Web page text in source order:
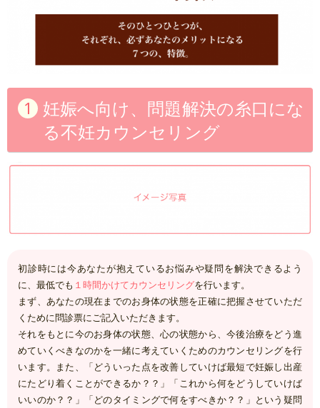
妊娠へ向け、問題解決の糸口にな
る不妊カウンセリング
初診時には今あなたが抱えているお悩みや疑問を解決できるよう
に、最低でも １時間かけてカウンセリングを行います。
まず、あなたの現在までのお身体の状態を正確に把握させていただ
くために問診票にご記入いただきます。
それをもとに今のお身体の状態、心の状態から、今後治療をどう進
めていくべきなのかを一緒に考えていくためのカウンセリングを行
います。また、「どういった点を改善していけば最短で妊娠し出産
にたどり着くことができるか ？？」「これから何をどうしていけば
いいのか？？」「どのタイミングで何をすべきか？？」という疑問